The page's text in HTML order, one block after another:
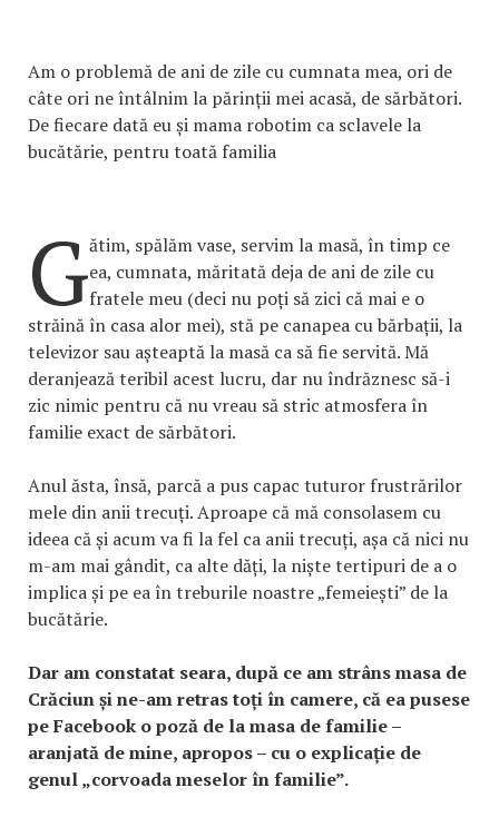
Am o problemă de ani de zile cu cumnata mea, ori de
câte ori ne întâlnim la părinții mei acasă, de sărbători.
De fiecare dată eu și mama robotim ca sclavele la
bucătărie, pentru toată familia
Gătim, spălăm vase, servim la masă, în timp ce
ea, cumnata, măritată deja de ani de zile cu
fratele meu (deci nu poți să zici că mai e o
străină în casa alor mei), stă pe canapea cu bărbații, la
televizor sau așteaptă la masă ca să fie servită. Mă
deranjează teribil acest lucru, dar nu îndrăznesc să-i
zic nimic pentru că nu vreau să stric atmosfera în
familie exact de sărbători.
Anul ăsta, însă, parcă a pus capac tuturor frustrărilor
mele din anii trecuți. Aproape că mă consolasem cu
ideea că și acum va fi la fel ca anii trecuți, așa că nici nu
m-am mai gândit, ca alte dăți, la niște tertipuri de a o
implica și pe ea în treburile noastre „femeiești” de la
bucătărie.
Dar am constatat seara, după ce am strâns masa de
Crăciun și ne-am retras toți în camere, că ea pusese
pe Facebook o poză de la masa de familie –
aranjată de mine, apropos – cu o explicație de
genul „corvoada meselor în familie”.